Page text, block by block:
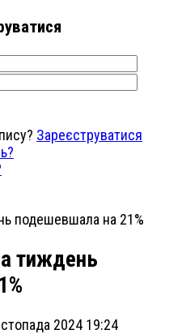
Зареєструватися
тиждень
2024 19:24